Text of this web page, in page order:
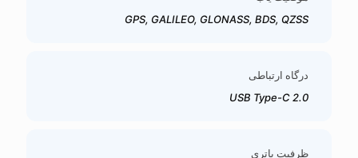
GPS, GALILEO, GLONASS, BDS, QZSS
درگاه ارتباطی
USB Type-C 2.0
ظرفیت باتری